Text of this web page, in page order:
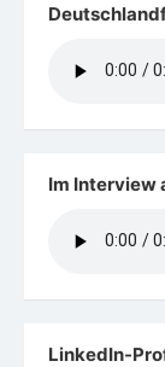
Im Interview
LinkedIn-